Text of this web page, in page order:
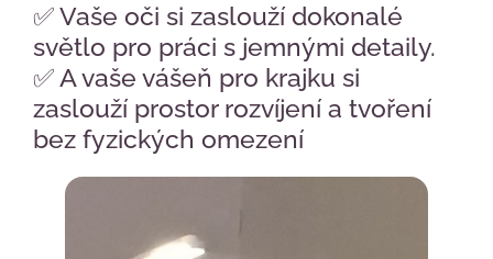
✅ Vaše oči si zaslouží dokonalé
světlo pro práci s jemnými detaily.
✅ A vaše vášeň pro krajku si
zaslouží prostor rozvíjení a tvoření
bez fyzických omezení